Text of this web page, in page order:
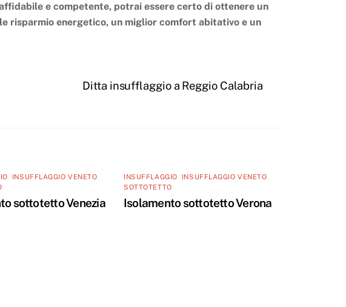
e competente, potrai essere certo di ottenere un
risparmio energetico, un miglior comfort abitativo e un
Ditta insufflaggio a Reggio Calabria
INSUFFLAGGIO VENETO
sottotetto Venezia
INSUFFLAGGIO INSUFFLAGGIO VENETO
SOTTOTETTO
Isolamento sottotetto Verona